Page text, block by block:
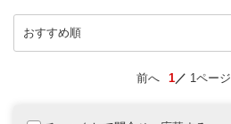
前へ 1 1ページ